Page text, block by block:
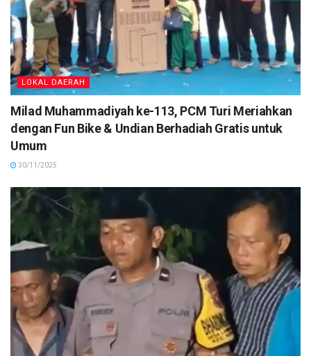
LOKAL DAERAH
Milad Muhammadiyah ke-113, PCM Turi Meriahkan
dengan Fun Bike & Undian Berhadiah Gratis untuk
Umum
30/11/2025